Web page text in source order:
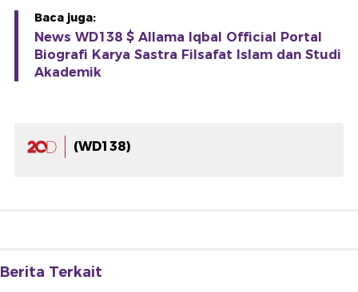
Baca juga:
News WD138 $ Allama Iqbal Official Portal
Biografi Karya Sastra Filsafat Islam dan Studi
Akademik
(WD138)
Berita Terkait